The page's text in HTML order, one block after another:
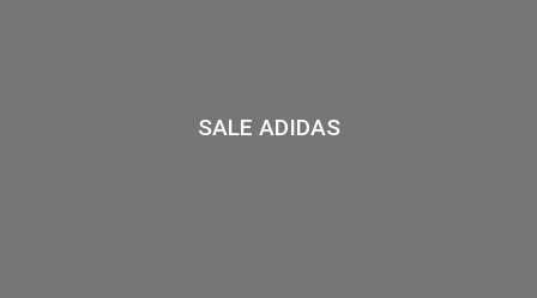
SALE ADIDAS